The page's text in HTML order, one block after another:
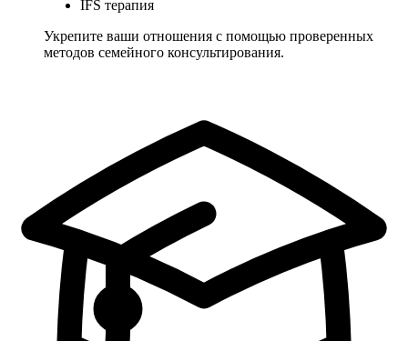
IFS терапия
Укрепите ваши отношения с помощью проверенных
методов семейного консультирования.